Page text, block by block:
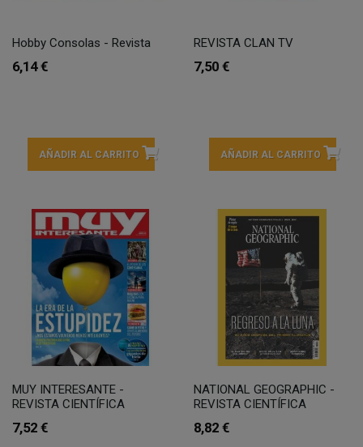
Hobby Consolas - Revista
6,14 €
AÑADIR AL CARRITO
REVISTA CLAN TV
7,50 €
AÑADIR AL CARRITO
MUY INTERESANTE -
REVISTA CIENTÍFICA
7,52 €
NATIONAL GEOGRAPHIC -
REVISTA CIENTÍFICA
8,82 €